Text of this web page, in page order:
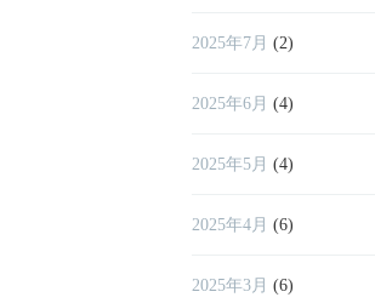
2025年7月 (2)
2025年6月 (4)
2025年5月 (4)
2025年4月 (6)
2025年3月 (6)